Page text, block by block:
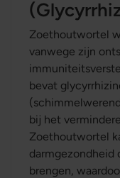
Zoethoutwortel
vanwege zijn
bevat
bij het
Zoethoutwortel
darmgezondheid
brengen,